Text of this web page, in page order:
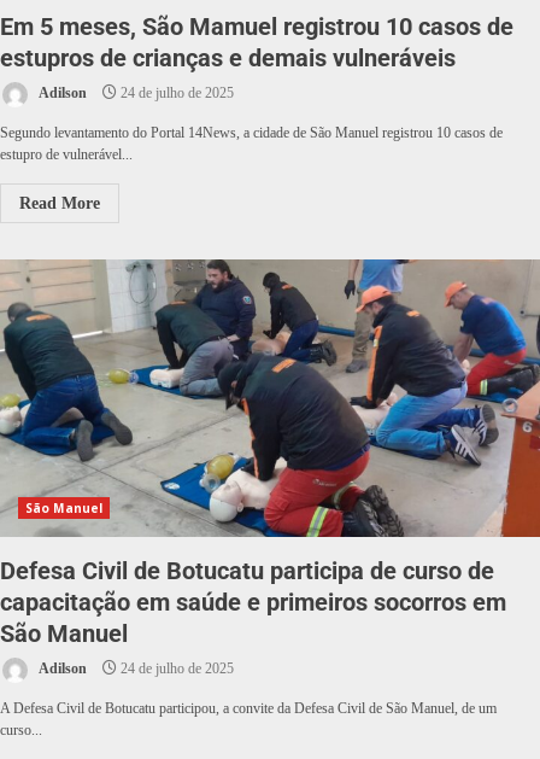
Em 5 meses, São Mamuel registrou 10 casos de
estupros de crianças e demais vulneráveis
Adilson 24 de julho de 2025
Segundo levantamento do Portal 14News, a cidade de São Manuel registrou 10 casos de
estupro de vulnerável...
Read More
São Manuel
Defesa Civil de Botucatu participa de curso de
capacitação em saúde e primeiros socorros em
São Manuel
Adilson 24 de julho de 2025
A Defesa Civil de Botucatu participou, a convite da Defesa Civil de São Manuel, de um
curso...